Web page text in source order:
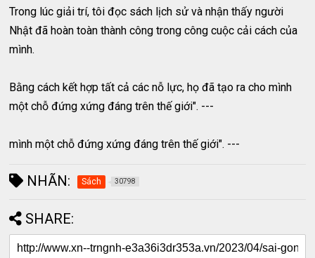
Trong lúc giải trí, tôi đọc sách lịch sử và nhận thấy người
Nhật đã hoàn toàn thành công trong công cuộc cải cách của
mình.
Bằng cách kết hợp tất cả các nỗ lực, họ đã tạo ra cho mình
một chỗ đứng xứng đáng trên thế giới". ---
mình một chỗ đứng xứng đáng trên thế giới". ---
NHÃN: Sách 30798
SHARE: